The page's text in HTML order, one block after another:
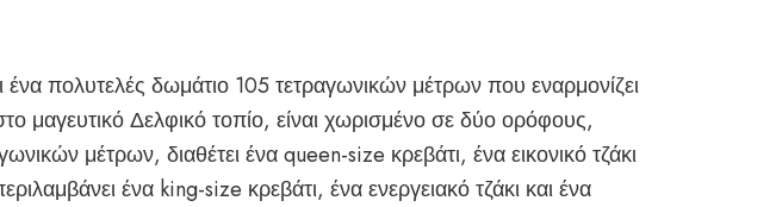
πολυτελές δωμάτιο 105 τετραγωνικών μέτρων που εναρμονίζει
μαγευτικό Δελφικό τοπίο, είναι χωρισμένο σε δύο ορόφους,
μέτρων, διαθέτει ένα queen-size κρεβάτι, ένα εικονικό τζάκι
ένα king-size κρεβάτι, ένα ενεργειακό τζάκι και ένα